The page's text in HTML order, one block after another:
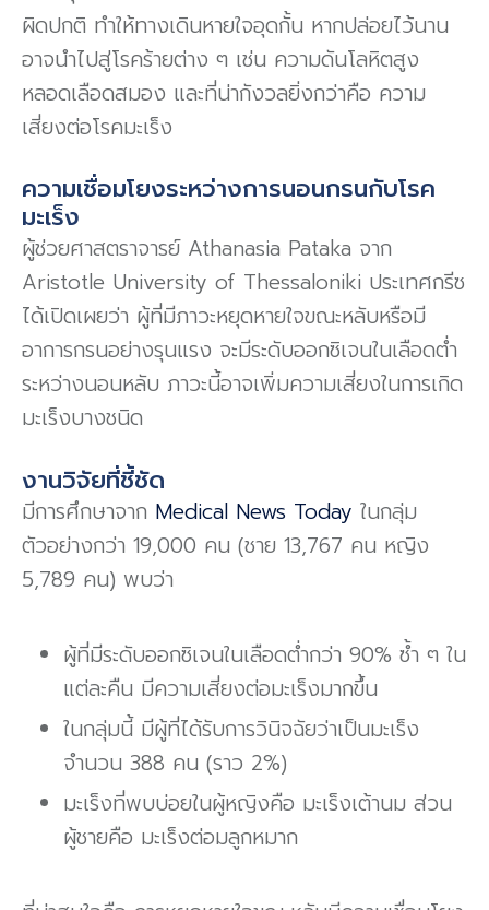
ผิดปกติ ทำให้ทางเดินหายใจอุดกั้น หากปล่อยไว้นาน
อาจนำไปสู่โรคร้ายต่าง ๆ เช่น ความดันโลหิตสูง
หลอดเลือดสมอง และที่น่ากังวลยิ่งกว่าคือ ความ
เสี่ยงต่อโรคมะเร็ง
ความเชื่อมโยงระหว่างการนอนกรนกับโรค
มะเร็ง
ผู้ช่วยศาสตราจารย์ Athanasia Pataka จาก
Aristotle University of Thessaloniki ประเทศกรีซ
ได้เปิดเผยว่า ผู้ที่มีภาวะหยุดหายใจขณะหลับหรือมี
อาการกรนอย่างรุนแรง จะมีระดับออกซิเจนในเลือดต่ำ
ระหว่างนอนหลับ ภาวะนี้อาจเพิ่มความเสี่ยงในการเกิด
มะเร็งบางชนิด
งานวิจัยที่ชี้ชัด
มีการศึกษาจาก Medical News Today ในกลุ่ม
ตัวอย่างกว่า 19,000 คน (ชาย 13,767 คน หญิง
5,789 คน) พบว่า
ผู้ที่มีระดับออกซิเจนในเลือดต่ำกว่า 90% ซ้ำ ๆ ใน
แต่ละคืน มีความเสี่ยงต่อมะเร็งมากขึ้น
ในกลุ่มนี้ มีผู้ที่ได้รับการวินิจฉัยว่าเป็นมะเร็ง
จำนวน 388 คน (ราว 2%)
มะเร็งที่พบบ่อยในผู้หญิงคือ มะเร็งเต้านม ส่วน
ผู้ชายคือ มะเร็งต่อมลูกหมาก